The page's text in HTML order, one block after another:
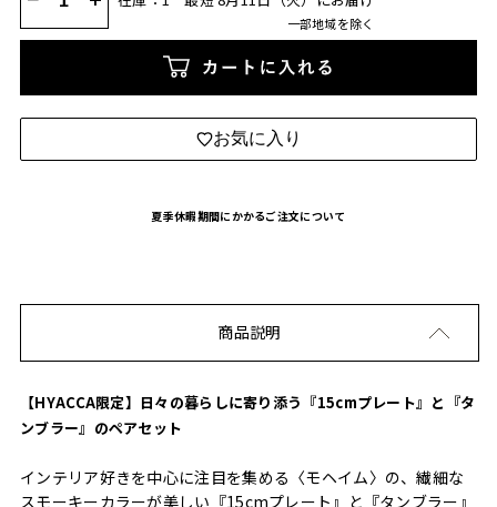
一部地域を除く
カートに入れる
お気に入り
夏季休暇期間にかかるご注文について
商品説明
【HYACCA限定】日々の暮らしに寄り添う『15cmプレート』と『タ
ンブラー』のペアセット
インテリア好きを中心に注目を集める〈モヘイム〉の、繊細な
スモーキーカラーが美しい『15cmプレート』と『タンブラー』